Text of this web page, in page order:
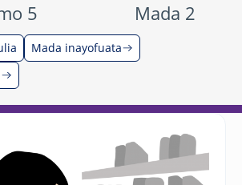
5
Mada 2
Mada inayofuata